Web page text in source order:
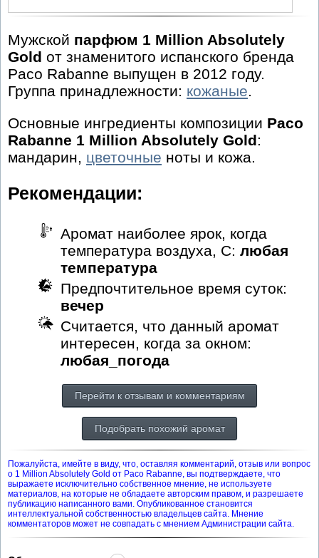
Мужской парфюм 1 Million Absolutely
Gold от знаменитого испанского бренда
Paco Rabanne выпущен в 2012 году.
Группа принадлежности: кожаные.
Основные ингредиенты композиции Paco
Rabanne 1 Million Absolutely Gold:
мандарин, цветочные ноты и кожа.
Рекомендации:
Аромат наиболее ярок, когда
температура воздуха, С: любая
температура
Предпочтительное время суток:
вечер
Считается, что данный аромат
интересен, когда за окном:
любая_погода
Перейти к отзывам и комментариям
Подобрать похожий аромат
Пожалуйста, имейте в виду, что, оставляя комментарий, отзыв или вопрос
о 1 Million Absolutely Gold от Paco Rabanne, вы подтверждаете, что
выражаете исключительно собственное мнение, не используете
материалов, на которые не обладаете авторским правом, и разрешаете
публикацию написанного вами. Опубликованное становится
интеллектуальной собственностью владельцев сайта. Мнение
комментаторов может не совпадать с мнением Администрации сайта.